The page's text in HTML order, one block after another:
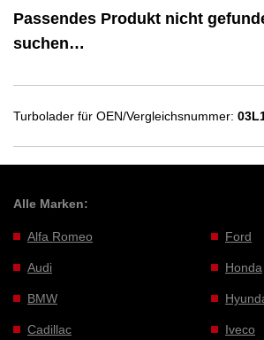
Passendes Produkt nicht
suchen…
Turbolader für OEN/Vergleichsnummer:
Alle Marken:
Alfa Romeo
Audi
BMW
Cadillac
Ford
Honda
Iveco